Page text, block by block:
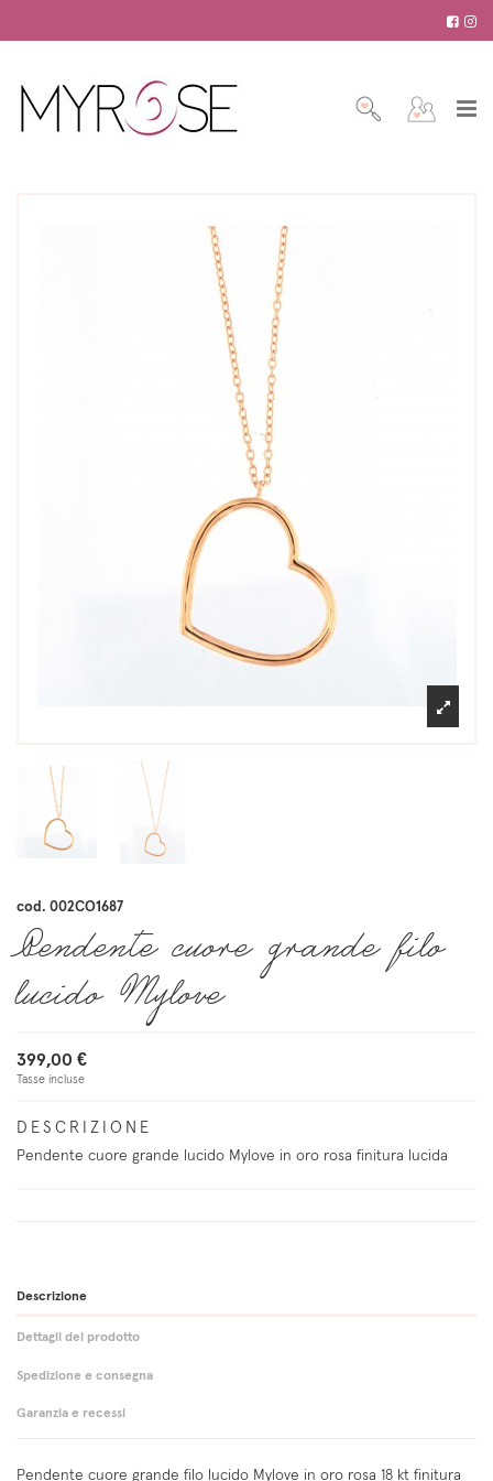
cod. 002CO1687
Pendente cuore grande filo
lucido Mylove
399,00 €
Tasse incluse
DESCRIZIONE
Pendente cuore grande lucido Mylove in oro rosa finitura lucida
Descrizione
Dettagli del prodotto
Spedizione e consegna
Garanzia e recessi
Pendente cuore grande filo lucido Mylove in oro rosa 18 kt finitura